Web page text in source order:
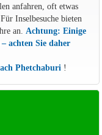
anfahren, oft etwas
Inselbesuche bieten
an. Achtung: Einige
achten Sie daher
Phetchaburi !